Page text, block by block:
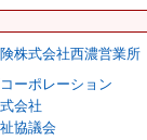
株式会社西濃営業所
ーポレーション
会社
協議会